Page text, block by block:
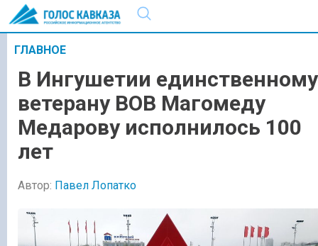
ГЛАВНОЕ
В Ингушетии единственному
ветерану ВОВ Магомеду
Медарову исполнилось 100
лет
Автор: Павел Лопатко